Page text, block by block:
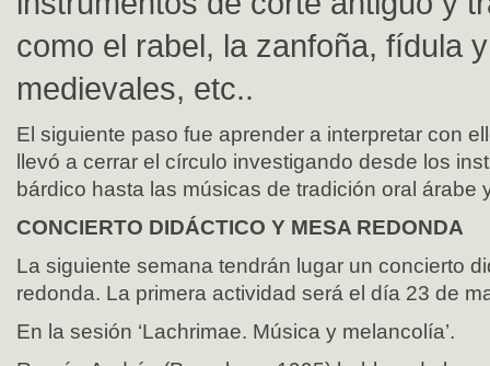
como el rabel, la zanfoña, fídula
medievales, etc..
El siguiente paso fue aprender a interpretar con
llevó a cerrar el círculo investigando desde los
bárdico hasta las músicas de tradición oral árabe
CONCIERTO DIDÁCTICO Y MESA REDONDA
La siguiente semana tendrán lugar un concierto
redonda. La primera actividad será el día 23 de
En la sesión ‘Lachrimae. Música y melancolía’.